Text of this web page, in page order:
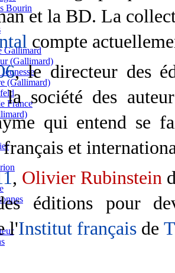
Bourin
Gallimard
(Gallimard)
(Gallimard)
France
et la BD. La
compte
, le directeur des
la société des
qui entend se
et
, Olivier Rubinstein
éditions pour
l'Institut français de